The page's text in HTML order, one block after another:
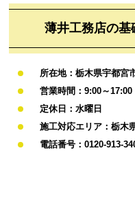
薄井工務店の基
所在地：栃木県宇都宮
営業時間：9:00～17:00
定休日：水曜日
施工対応エリア：栃木
電話番号：0120-913-